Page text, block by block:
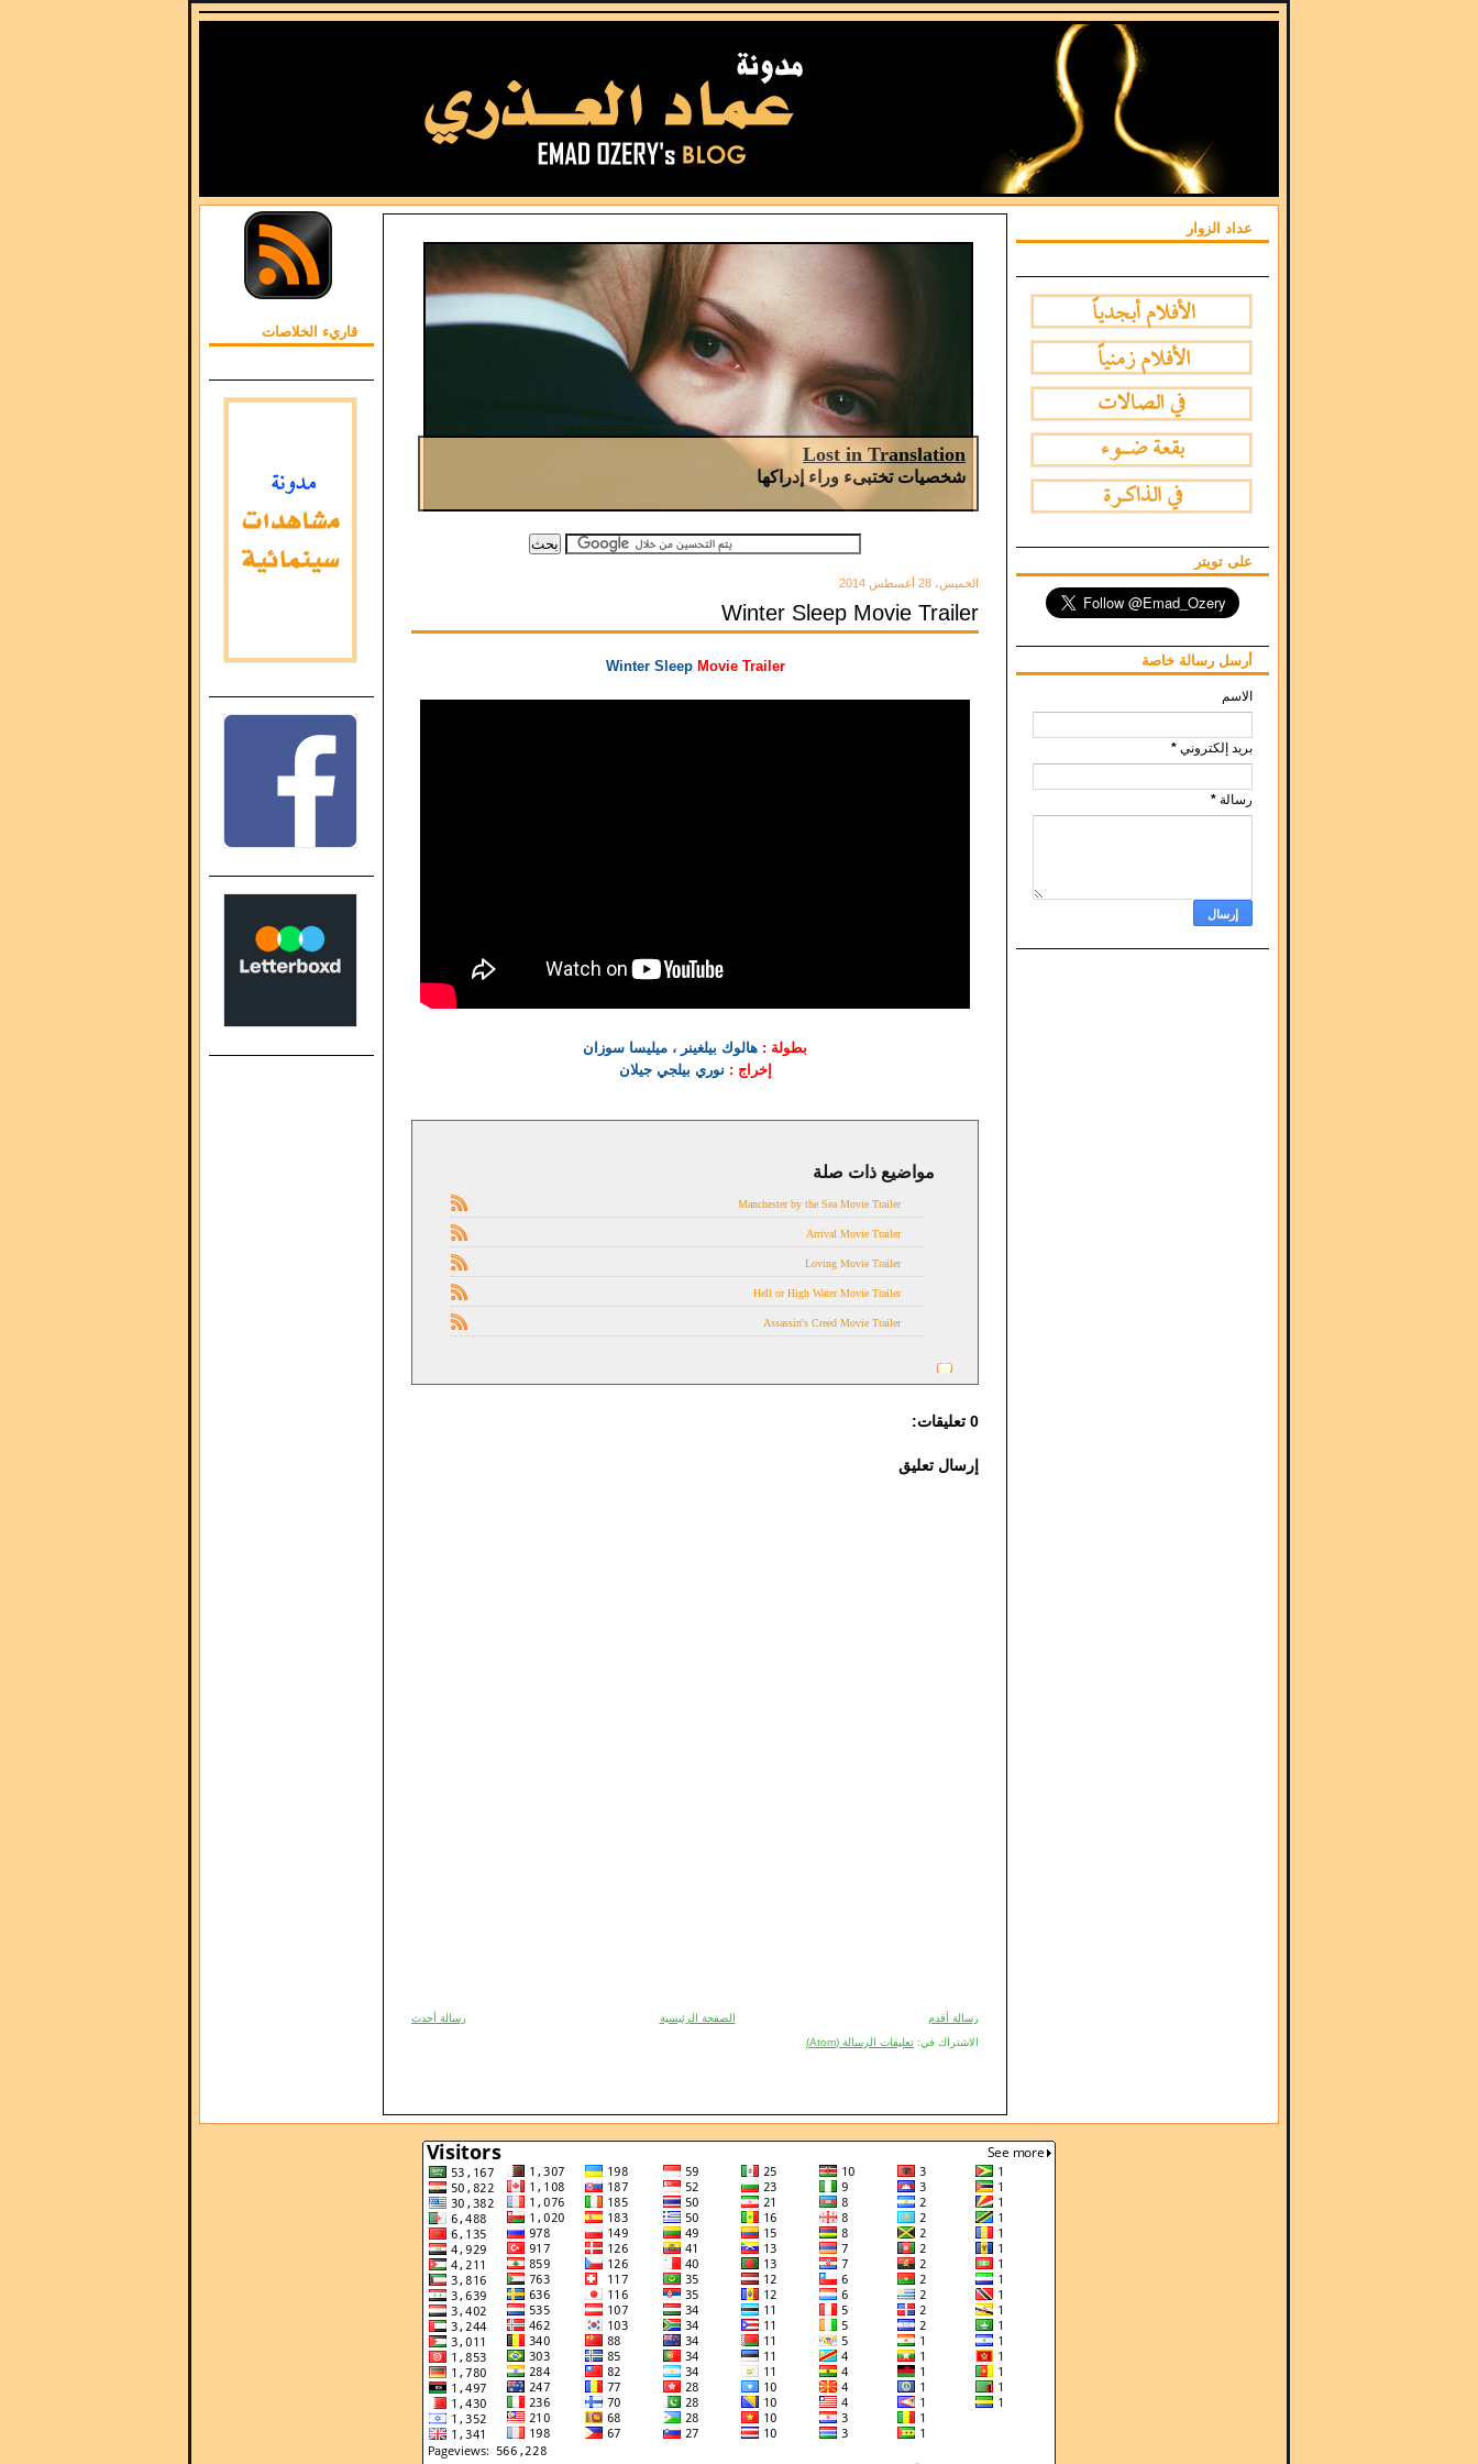
قاريء الخلاصات
Lost in Translation
شخصيات تختبىء وراء إدراكها
الخميس، 28 أغسطس 2014
Winter Sleep Movie Trailer
Winter Sleep Movie Trailer
بطولة : هالوك بيلغينر ، ميليسا سوزان
إخراج : نوري بيلجي جيلان
مواضيع ذات صلة
Manchester by the Sea Movie Trailer
Arrival Movie Trailer
Loving Movie Trailer
Hell or High Water Movie Trailer
Assassin's Creed Movie Trailer
0 تعليقات:
إرسال تعليق
رسالة أحدث رسالة أقدم
الصفحة الرئيسية
الاشتراك في: تعليقات الرسالة (Atom)
عداد الزوار
على تويتر
أرسل رسالة خاصة
الاسم
بريد إلكتروني *
رسالة *